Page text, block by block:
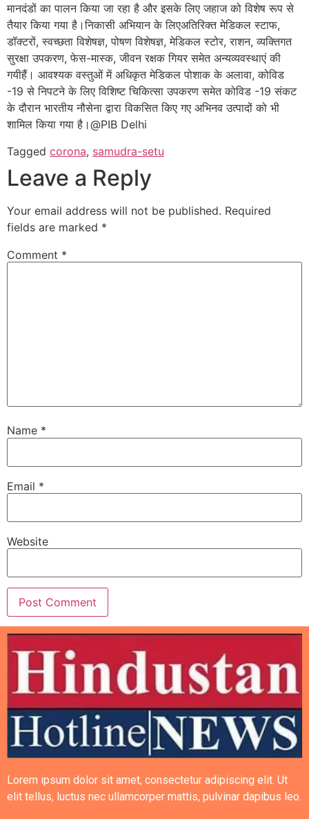
मानदंडों का पालन किया जा रहा है और इसके लिए जहाज को विशेष रूप से
तैयार किया गया है।निकासी अभियान के लिएअतिरिक्त मेडिकल स्टाफ,
डॉक्टरों, स्वच्छता विशेषज्ञ, पोषण विशेषज्ञ, मेडिकल स्टोर, राशन, व्यक्तिगत
सुरक्षा उपकरण, फेस-मास्क, जीवन रक्षक गियर समेत अन्यव्यवस्थाएं की
गयीहैं। आवश्यक वस्तुओं में अधिकृत मेडिकल पोशाक के अलावा, कोविड
-19 से निपटने के लिए विशिष्ट चिकित्सा उपकरण समेत कोविड -19 संकट
के दौरान भारतीय नौसेना द्वारा विकसित किए गए अभिनव उत्पादों को भी
शामिल किया गया है।@PIB Delhi
Tagged corona, samudra-setu
Leave a Reply
Your email address will not be published. Required
fields are marked *
Comment *
Name *
Email *
Website
Lorem ipsum dolor sit amet, consectetur adipiscing elit. Ut
elit tellus, luctus nec ullamcorper mattis, pulvinar dapibus leo.